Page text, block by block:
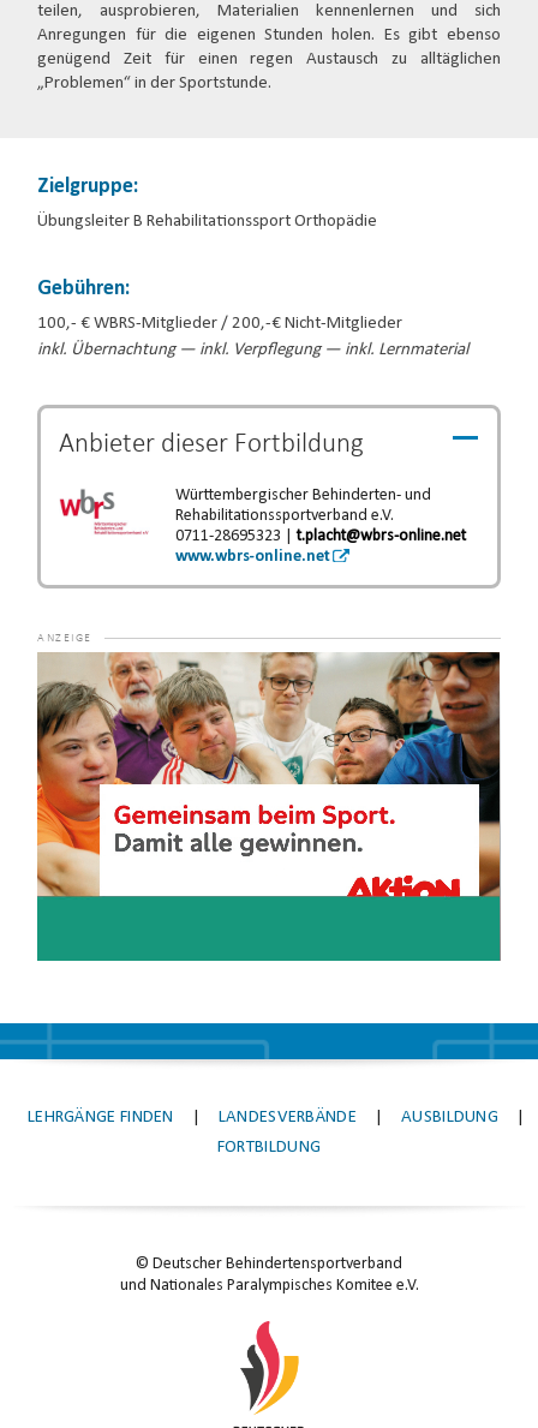
teilen, ausprobieren, Materialien kennenlernen und sich
Anregungen für die eigenen Stunden holen. Es gibt ebenso
genügend Zeit für einen regen Austausch zu alltäglichen
„Problemen“ in der Sportstunde.
Zielgruppe:
Übungsleiter B Rehabilitationssport Orthopädie
Gebühren:
100,- € WBRS-Mitglieder / 200,-€ Nicht-Mitglieder
inkl. Übernachtung — inkl. Verpflegung — inkl. Lernmaterial
Anbieter dieser Fortbildung
Württembergischer Behinderten- und
Rehabilitationssportverband e.V.
0711-28695323 |t.placht@wbrs-online.net
www.wbrs-online.net
Player
LEHRGÄNGE FINDEN LANDESVERBÄNDE AUSBILDUNG
FORTBILDUNG
© Deutscher Behindertensportverband
und Nationales Paralympisches Komitee e.V.